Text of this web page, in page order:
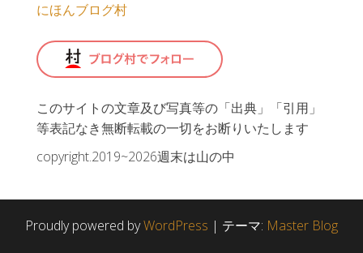
にほんブログ村
このサイトの文章及び写真等の「出典」「引用」
等表記なき無断転載の一切をお断りいたします
copyright.2019~2026週末は山の中
Proudly powered byWordPress | テーマ: Master Blog